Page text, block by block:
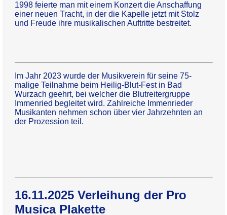
1998 feierte man mit einem Konzert die Anschaffung
einer neuen Tracht, in der die Kapelle jetzt mit Stolz
und Freude ihre musikalischen Auftritte bestreitet.
Im Jahr 2023 wurde der Musikverein für seine 75-
malige Teilnahme beim Heilig-Blut-Fest in Bad
Wurzach geehrt, bei welcher die Blutreitergruppe
Immenried begleitet wird. Zahlreiche Immenrieder
Musikanten nehmen schon über vier Jahrzehnten an
der Prozession teil.
16.11.2025 Verleihung der Pro
Musica Plakette